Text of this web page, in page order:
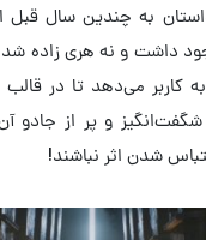
به چندین سال قبل
داشت و نه هری زاده
به کاربر می‌دهد تا در
شگفت‌انگیز و پر از
شدن اثر نباشند!